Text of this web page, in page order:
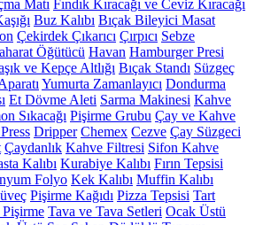
Matı Fındık Kıracağı ve Ceviz Kıracağı
Buz Kalıbı Bıçak Bileyici Masat
Çekirdek Çıkarıcı Çırpıcı Sebze
Öğütücü Havan Hamburger Presi
ve Kepçe Altlığı Bıçak Standı Süzgeç
Yumurta Zamanlayıcı Dondurma
Et Dövme Aleti Sarma Makinesi Kahve
Sıkacağı Pişirme Grubu Çay ve Kahve
Dripper Chemex Cezve Çay Süzgeci
Çaydanlık Kahve Filtresi Sifon Kahve
Kalıbı Kurabiye Kalıbı Fırın Tepsisi
Folyo Kek Kalıbı Muffin Kalıbı
Pişirme Kağıdı Pizza Tepsisi Tart
Tava ve Tava Setleri Ocak Üstü